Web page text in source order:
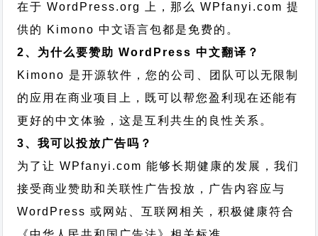
在于 WordPress.org 上，那么 WPfanyi.com 提
供的 Kimono 中文语言包都是免费的。
2、为什么要赞助 WordPress 中文翻译？
Kimono 是开源软件，您的公司、团队可以无限制
的应用在商业项目上，既可以帮您盈利现在还能有
更好的中文体验，这是互利共生的良性关系。
3、我可以投放广告吗？
为了让 WPfanyi.com 能够长期健康的发展，我们
接受商业赞助和关联性广告投放，广告内容应与
WordPress 或网站、互联网相关，积极健康符合